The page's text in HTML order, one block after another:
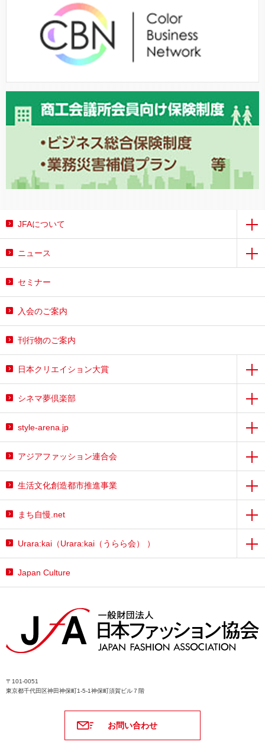
JFAについて
ニュース
セミナー
入会のご案内
刊行物のご案内
日本クリエイション大賞
シネマ夢倶楽部
style-arena.jp
アジアファッション連合会
生活文化創造都市推進事業
まち自慢.net
Urara:kai（Urara:kai（うらら会） ）
Japan Culture
〒101-0051
東京都千代田区神田神保町1-5-1神保町須賀ビル７階
お問い合わせ